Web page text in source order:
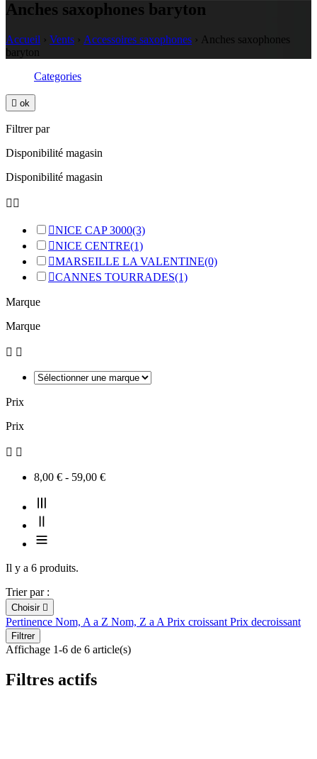
Anches saxophones baryton
Accueil › Vents › Accessoires saxophones › Anches saxophones
baryton
Categories
 ok
Filtrer par
Disponibilité magasin
Disponibilité magasin
 
NICE CAP 3000(3)
NICE CENTRE(1)
MARSEILLE LA VALENTINE(0)
CANNES TOURRADES(1)
Marque
Marque
 
Prix
Prix
 
8,00 € - 59,00 €
Il y a 6 produits.
Trier par :
Choisir 
Pertinence Nom, A a Z Nom, Z a A Prix croissant Prix decroissant
Filtrer
Affichage 1-6 de 6 article(s)
Filtres actifs